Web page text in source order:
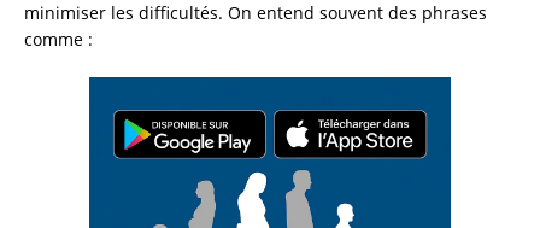
minimiser les difficultés. On entend souvent des phrases
comme :